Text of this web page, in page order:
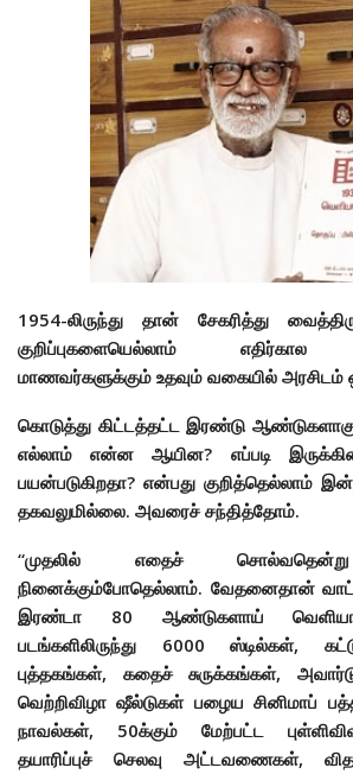
1954-லிருந்து தான் சேகரித்து
குறிப்புகளையெல்லாம் எதிர்கால
மாணவர்களுக்கும் உதவும் வகையில் அரசிடம்
கொடுத்து கிட்டத்தட்ட இரண்டு
எல்லாம் என்ன ஆயின? எப்படி
பயன்படுகிறதா? என்பது குறித்தெல்லாம்
தகவலுமில்லை. அவரைச் சந்தித்தோம்.
“முதலில் எதைச் சொல்வதென்று
நினைக்கும்போதெல்லாம். வேதனைதான்
இரண்டா 80 ஆண்டுகளாய்
படங்களிலிருந்து 6000 ஸ்டில்கள்,
புத்தகங்கள், கதைச் சுருக்கங்கள்,
வெற்றிவிழா ஷீல்டுகள் பழைய சினிமாப்
நாவல்கள், 50க்கும் மேற்பட்ட
தயாரிப்புச் செலவு அட்டவணைகள்,